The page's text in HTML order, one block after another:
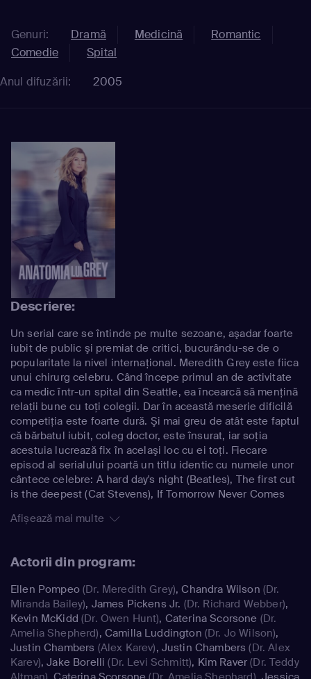
Genuri: Dramă Medicină
Romantic
Comedie
Spital
Anul difuzării:
2005
Descriere:
Un serial care se întinde pe multe sezoane, aşadar foarte
iubit de public şi premiat de critici, bucurându-se de o
popularitate la nivel internaţional. Meredith Grey este fiica
unui chirurg celebru. Când începe primul an de activitate
ca medic într-un spital din Seattle, ea încearcă să menţină
relaţii bune cu toţi colegii. Dar în această meserie dificilă
competiţia este foarte dură. Şi mai greu de atât este faptul
că bărbatul iubit, coleg doctor, este însurat, iar soţia
acestuia lucrează fix în acelaşi loc cu ei toţi. Fiecare
episod al serialului poartă un titlu identic cu numele unor
cântece celebre: A hard day's night (Beatles), The first cut
is the deepest (Cat Stevens), If Tomorrow Never Comes
Afișează mai multe
Actorii din program:
Ellen Pompeo(Dr. Meredith Grey),Chandra Wilson (Dr.
Miranda Bailey), James Pickens Jr. (Dr. Richard Webber),
Kevin McKidd (Dr. Owen Hunt), Caterina Scorsone (Dr.
Amelia Shepherd), Camilla Luddington (Dr. Jo Wilson),
Justin Chambers (Alex Karev), Justin Chambers (Dr. Alex
Karev),Jake Borelli (Dr. Levi Schmitt), Kim Raver (Dr. Teddy